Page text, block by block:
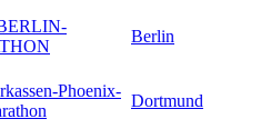
Berlin
Phoenix-
Dortmund